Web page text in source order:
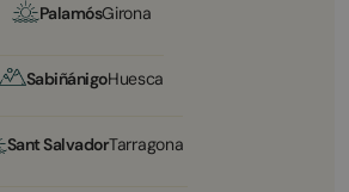
PalamósGirona
SabiñánigoHuesca
Sant SalvadorTarragona